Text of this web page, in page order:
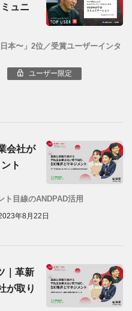
ュニ
本〜」2位／受賞ユーザーインタ
ユーザー限定
会社が
ト
ト目線のANDPAD活用
年8月22日
｜革新
が取り